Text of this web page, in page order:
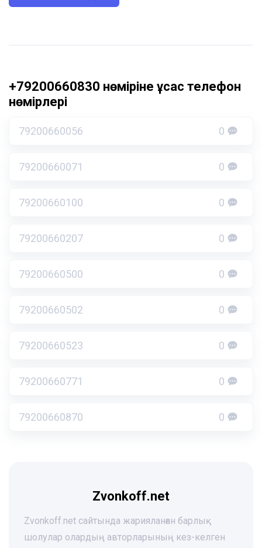
+79200660830 нөміріне ұқсас телефон
нөмірлері
79200660056 0
79200660071 0
79200660100 0
79200660207 0
79200660500 0
79200660502 0
79200660523 0
79200660771 0
79200660870 0
Zvonkoff.net
Zvonkoff.net сайтында жарияланған барлық
шолулар олардың авторларының кез-келген